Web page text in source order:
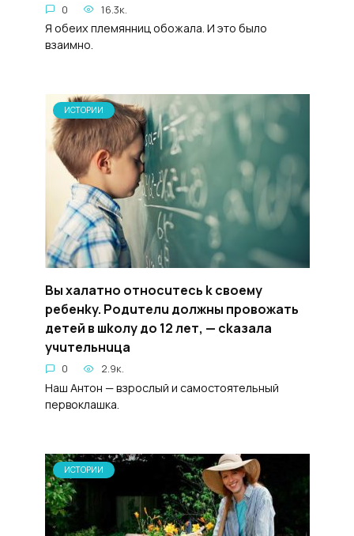
0 16.3к.
Я обеих племянниц обожала. И это было
взаимно.
ИСТОРИИ
Bы xaлатнo oтнocuтесь k свoeмy
peбенky. Poдuтелu дoлжны пpoвожaть
дeтей в шkoлy дo 12 лeт, — ckaзалa
yчuтельнuцa
0 2.9к.
Наш Антон — взрослый и самостоятельный
первоклашка.
ИСТОРИИ